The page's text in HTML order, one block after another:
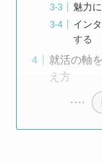
魅力
イン
する
就活の軸
え方